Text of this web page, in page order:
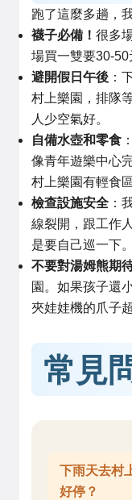
跑了這麼多趟，
襪子必備！ 很多
場買一雙要30-50
避開假日午後 ：
村上樂園，排隊
人少空氣好。
自備水壺和零食
像青年遊樂中心
村上樂園有輕食
檢查設施安全 ：
線裂開，跟工作
是要自己巡一下。
不要對湯姆熊期
園。如果孩子還
夾娃娃機的爪子
常見
下雨天去村
好停？